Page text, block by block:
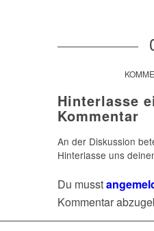
Hinterlasse
Kommentar
An der Diskussion
Hinterlasse uns
Du musst
Kommentar